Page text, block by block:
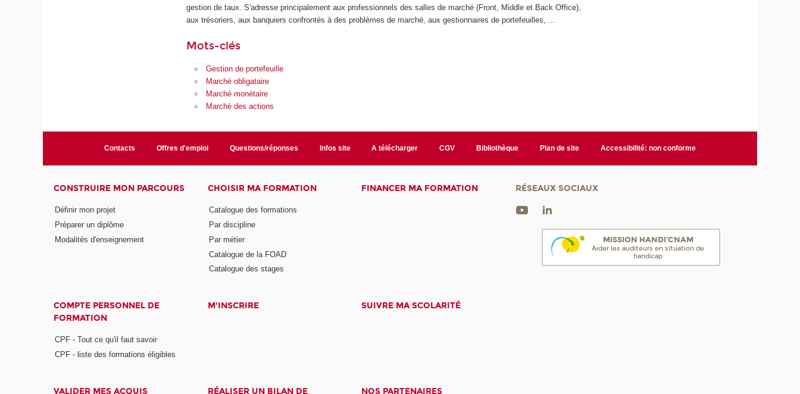
gestion de taux. S'adresse principalement aux professionnels des salles de marché (Front, Middle et Back Office),
aux trésoriers, aux banquiers confrontés à des problèmes de marché, aux gestionnaires de portefeuilles, ...
Mots-clés
Gestion de portefeuille
Marché obligataire
Marché monétaire
Marché des actions
Contacts Offres d'emploi Questions/réponses Infos site A télécharger CGV Bibliothèque Plan de site Accessibilité: non conforme
CONSTRUIRE MON PARCOURS
Définir mon projet
Préparer un diplôme
Modalités d'enseignement
CHOISIR MA FORMATION
Catalogue des formations
Par discipline
Par métier
Catalogue de la FOAD
Catalogue des stages
FINANCER MA FORMATION
COMPTE PERSONNEL DE
FORMATION
CPF - Tout ce qu'il faut savoir
CPF - liste des formations éligibles
M'INSCRIRE SUIVRE MA SCOLARITÉ
VALIDER MES ACQUIS RÉALISER UN BILAN DE NOS PARTENAIRES
RÉSEAUX SOCIAUX
MISSION HANDI'CNAM
Aider les auditeurs en situation de
handicap